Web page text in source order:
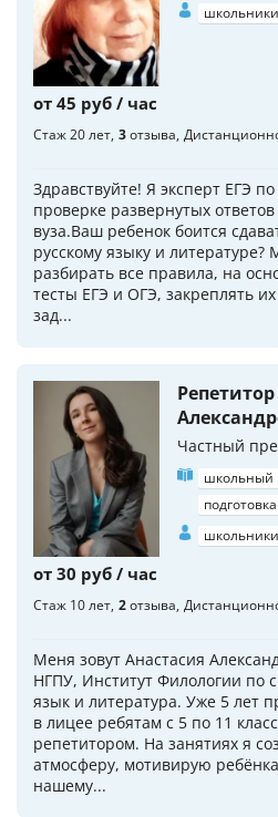
от 45 руб / час
Стаж 20 лет 3отзыва
Здравствуйте! Я эксперт ЕГЭ
проверке развернутых
вуза.Ваш ребенок боится
русскому языку и
разбирать все правила, на
тесты ЕГЭ и ОГЭ, закреплять
зад...
Частный
школьный
от 30 руб / час
Стаж 10 лет 2отзыва
Меня зовут Анастасия
НГПУ, Институт Филологии по
язык и литература. Уже 5 лет
в лицее ребятам с 5 по 11
репетитором. На занятиях я
атмосферу, мотивирую
нашему...